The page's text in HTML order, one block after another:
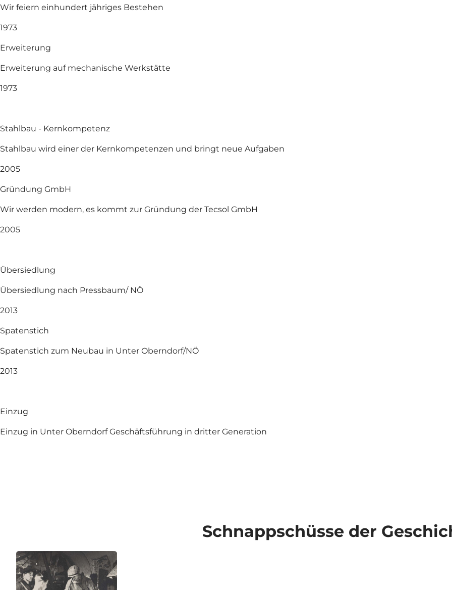
Wir feiern einhundert jähriges Bestehen
1973
Erweiterung
Erweiterung auf mechanische Werkstätte
1973
Stahlbau - Kernkompetenz
Stahlbau wird einer der Kernkompetenzen und bringt neue Aufgaben
2005
Gründung GmbH
Wir werden modern, es kommt zur Gründung der Tecsol GmbH
2005
Übersiedlung
Übersiedlung nach Pressbaum/ NÖ
2013
Spatenstich
Spatenstich zum Neubau in Unter Oberndorf/NÖ
2013
Einzug
Einzug in Unter Oberndorf Geschäftsführung in dritter Generation
Schnappschüsse der